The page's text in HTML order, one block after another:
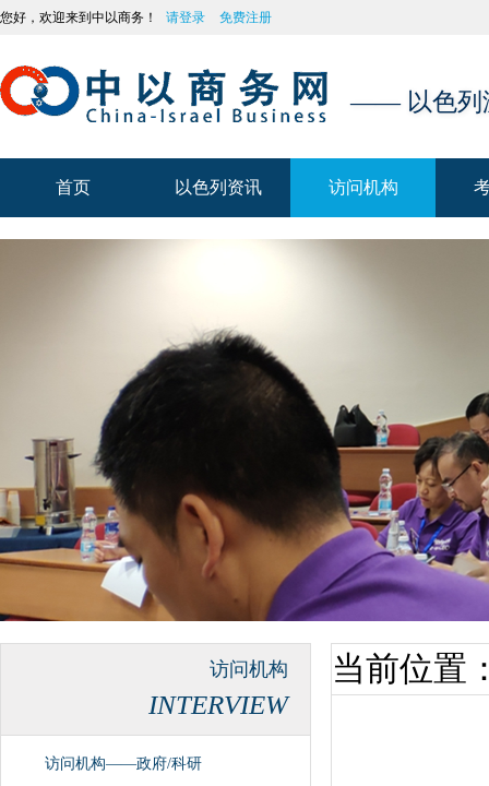
您好，欢迎来到中以商务！ 请登录 免费注册
—— 以色列
首页 以色列资讯 访问机构
访问机构
INTERVIEW
访问机构——政府/科研
当前位置